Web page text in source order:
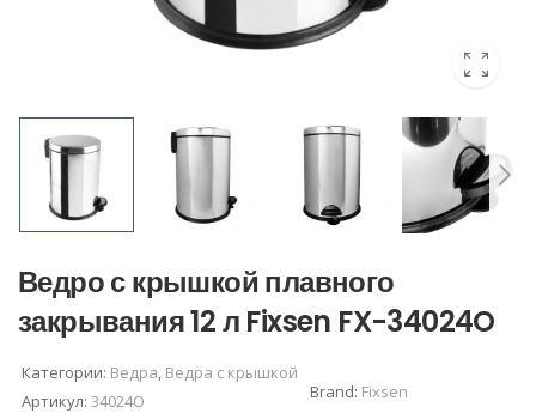
Ведро с крышкой плавного
закрывания 12 л Fixsen FX-34024O
Категории: Ведра, Ведра с крышкой
Артикул: 34024O Brand: Fixsen